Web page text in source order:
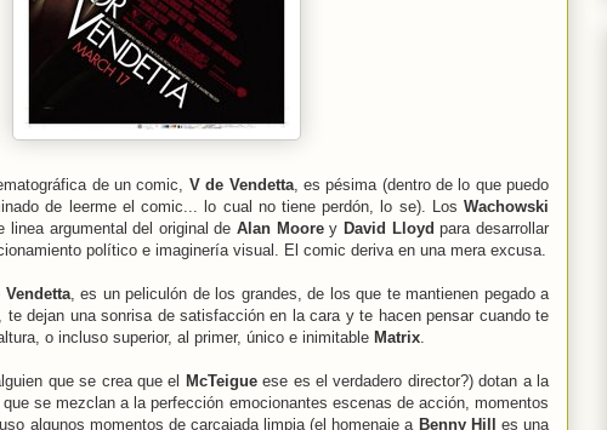
de un comic, V de Vendetta, es pésima (dentro de lo que puedo
de leerme el comic... lo cual no tiene perdón, lo se). Los Wachowski
linea argumental del original deAlan Moorey David Lloyd para desarrollar
político e imaginería visual. El comic deriva en una mera excusa.
Vendetta, es un peliculón de los grandes, de los que te mantienen pegado a
te dejan una sonrisa de satisfacción en la cara y te hacen pensar cuando te
o incluso superior, al primer, único e inimitable Matrix.
que se crea que el McTeigueese es el verdadero director?) dotan a la
se mezclan a la perfección emocionantes escenas de acción, momentos
algunos momentos de carcajada limpia (el homenaje a Benny Hill
es una